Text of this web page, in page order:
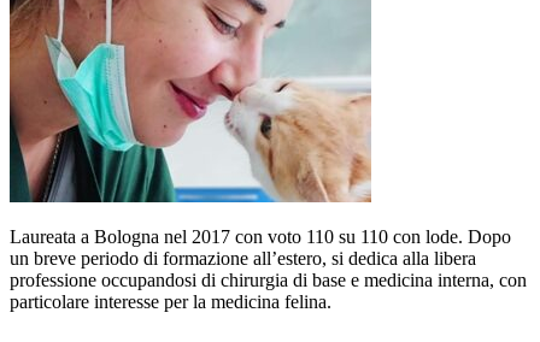
Laureata a Bologna nel 2017 con voto 110 su 110 con lode. Dopo
un breve periodo di formazione all’estero, si dedica alla libera
professione occupandosi di chirurgia di base e medicina interna, con
particolare interesse per la medicina felina.